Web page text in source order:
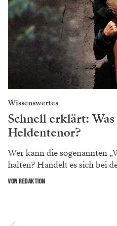
Wissenswertes
Schnell erklärt:
Heldentenor?
Wer kann die sogenannten
halten? Handelt es sich bei
VON REDAKTION